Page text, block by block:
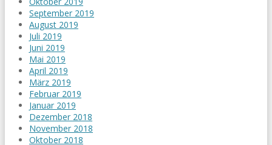
September 2019
August 2019
Juli 2019
Juni 2019
Mai 2019
April 2019
März 2019
Februar 2019
Januar 2019
Dezember 2018
November 2018
Oktober 2018